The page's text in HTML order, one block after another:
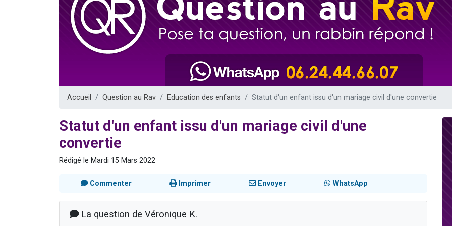
2 personnes viennent de nous rejoindre sur WhatsApp
6 personnes viennent de nous rejoindre sur WhatsApp
4 personnes viennent de faire un don pour Reloger Rivka, 6 enfants, victime de
Accueil Question au Rav Education des enfants Statut d'un enfant issu d'un mariage civil d'une convertie
Statut d'un enfant issu d'un mariage civil d'une
convertie
Rédigé le Mardi 15 Mars 2022
Commenter Imprimer Envoyer WhatsApp
La question de Véronique K.